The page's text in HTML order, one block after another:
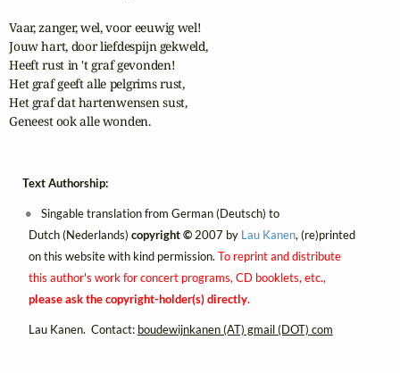
Vaar, zanger, wel, voor eeuwig wel!
Jouw hart, door liefdespijn gekweld,
Heeft rust in 't graf gevonden!
Het graf geeft alle pelgrims rust,
Het graf dat hartenwensen sust,
Geneest ook alle wonden.
Text Authorship:
Singable translation from German (Deutsch) to
Dutch (Nederlands) copyright ©2007 by Lau Kanen, (re)printed
on this website with kind permission. To reprint and distribute
this author's work for concert programs, CD booklets, etc.,
please ask the copyright-holder(s) directly.
Lau Kanen. Contact: boudewijnkanen (AT) gmail (DOT) com